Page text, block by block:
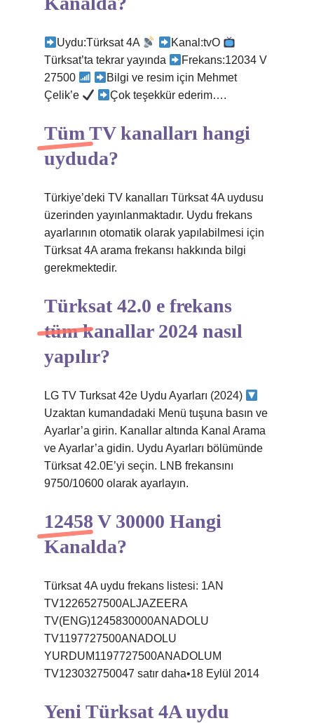
Uydu:Türksat 4A
Kanal:tvO
Türksat’ta tekrar yayında
Frekans:12034 V
27500
Bilgi ve resim için Mehmet
Çelik’e
Çok teşekkür ederim….
Tüm TV kanalları hangi
uyduda?
Türkiye’deki TV kanalları Türksat 4A uydusu
üzerinden yayınlanmaktadır. Uydu frekans
ayarlarının otomatik olarak yapılabilmesi için
Türksat 4A arama frekansı hakkında bilgi
gerekmektedir.
Türksat 42.0 e frekans
tüm kanallar 2024 nasıl
yapılır?
LG TV Turksat 42e Uydu Ayarları (2024)
Uzaktan kumandadaki Menü tuşuna basın ve
Ayarlar’a girin. Kanallar altında Kanal Arama
ve Ayarlar’a gidin. Uydu Ayarları bölümünde
Türksat 42.0E’yi seçin. LNB frekansını
9750/10600 olarak ayarlayın.
12458 V 30000 Hangi
Kanalda?
Türksat 4A uydu frekans listesi: 1AN
TV1226527500ALJAZEERA
TV(ENG)1245830000ANADOLU
TV1197727500ANADOLU
YURDUM1197727500ANADOLUM
TV123032750047 satır daha•18 Eylül 2014
Yeni Türksat 4A uydu